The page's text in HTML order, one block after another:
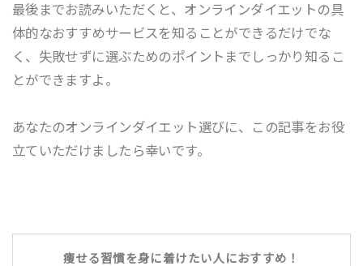
最後までお読みいただくと、オンラインダイエットの具
体的なおすすめサービスを知ることができるだけでな
く、失敗せずに選ぶためのポイントまでしっかり知るこ
とができますよ。
あなたのオンラインダイエット選びに、この記事をお役
立ていただけましたら幸いです。
痩せる習慣を身に着けたい人におすすめ！